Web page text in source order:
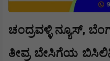
ಚಂದ್ರವಳ್ಳಿ ನ್ಯೂಸ್,
ತೀವ್ರ ಬೇಸಿಗೆಯ